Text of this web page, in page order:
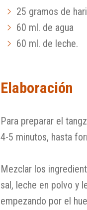
25 gramos de
60 ml. de agua
60 ml. de leche.
Elaboración
Para preparar el
4-5 minutos, hasta
Mezclar los
sal, leche en polvo y
empezando por el